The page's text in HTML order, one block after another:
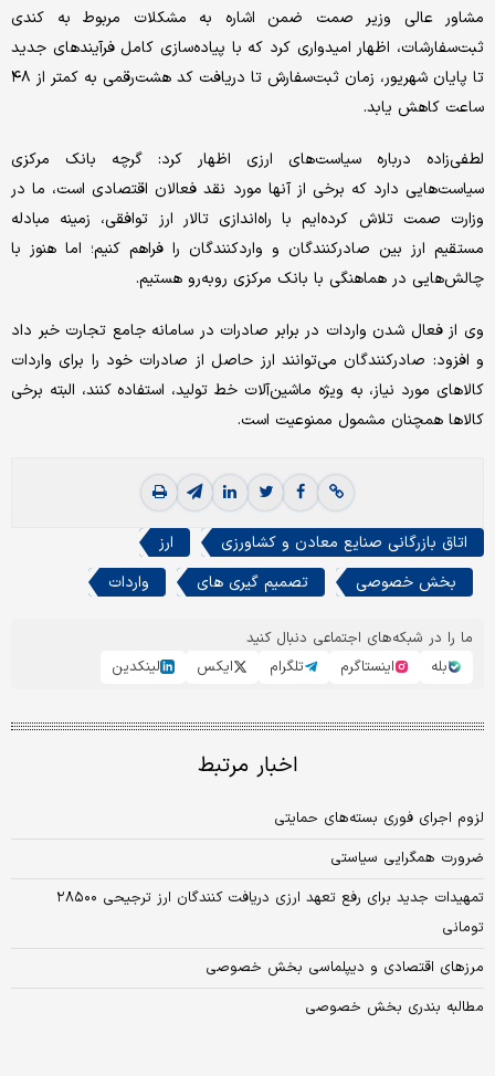
مشاور عالی وزیر صمت ضمن اشاره به مشکلات مربوط به کندی
ثبت‌سفارشات، اظهار امیدواری کرد که با پیاده‌سازی کامل فرآیندهای جدید
تا پایان شهریور، زمان ثبت‌سفارش تا دریافت کد هشت‌رقمی به کمتر از ۴۸
ساعت کاهش یابد.
لطفی‌زاده درباره سیاست‌های ارزی اظهار کرد: گرچه بانک مرکزی
سیاست‌هایی دارد که برخی از آنها مورد نقد فعالان اقتصادی است، ما در
وزارت صمت تلاش کرده‌ایم با راه‌اندازی تالار ارز توافقی، زمینه مبادله
مستقیم ارز بین صادرکنندگان و واردکنندگان را فراهم کنیم؛ اما هنوز با
چالش‌هایی در هماهنگی با بانک مرکزی روبه‌رو هستیم.
وی از فعال شدن واردات در برابر صادرات در سامانه جامع تجارت خبر داد
و افزود: صادرکنندگان می‌توانند ارز حاصل از صادرات خود را برای واردات
کالاهای مورد نیاز، به ویژه ماشین‌آلات خط تولید، استفاده کنند، البته برخی
کالاها همچنان مشمول ممنوعیت است.
اتاق بازرگانی صنایع معادن و کشاورزی
ارز
بخش خصوصی
تصمیم گیری های واردات
ما را در شبکه‌های اجتماعی دنبال کنید
بله
اینستاگرم تلگرام ایکس لینکدین
اخبار مرتبط
لزوم اجرای فوری بسته‌های حمایتی
ضرورت همگرایی سیاستی
تمهیدات جدید برای رفع تعهد ارزی دریافت کنندگان ارز ترجیحی ۲۸۵۰۰
تومانی
مرزهای اقتصادی و دیپلماسی بخش خصوصی
مطالبه بندری بخش خصوصی